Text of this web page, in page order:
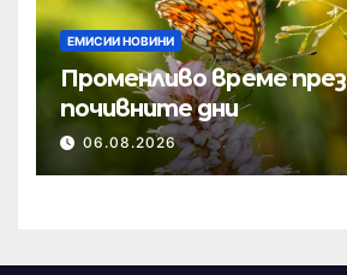
ЕМИСИИ НОВИНИ
Променливо време през
почивните дни
06.08.2026